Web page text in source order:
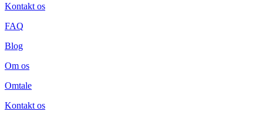
Kontakt os
FAQ
Blog
Om os
Omtale
Kontakt os